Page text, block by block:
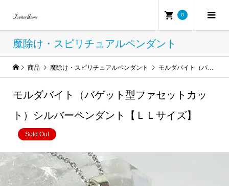
0
魔除け・スピリチュアルペンダント
商品 魔除け・スピリチュアルペンダント モルダバイト（バゲット型ファセットカット）シルバーペンダント【ＬＬサイズ】
モルダバイト（バゲット型ファセットカッ
ト）シルバーペンダント【ＬＬサイズ】
Sold Out